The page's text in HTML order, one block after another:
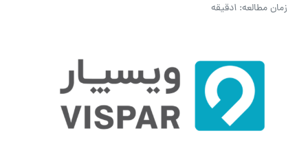
زمان مطالعه: 1دقیقه